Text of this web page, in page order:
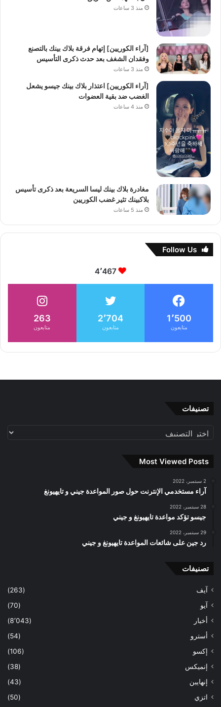
منذ 3 ساعات
[آراء الكوريين] إتهام فرقة بلاك بينك بالتصنع
وفقدان الشغف بعد حدث ذكرى التأسيس
منذ 3 ساعات
[آراء الكوريين] اعتذار بلاك بينك جيسو يشعل
الغضب ضد بقية العضوات
منذ 4 ساعات
مغادرة بلاك بينك ليسا السريعة بعد ذكرى تأسيس
بلاكبينك تثير غضب الكوريين
منذ 5 ساعات
Follow Us
4٬467
1٬500
متابعون
2٬704
متابعون
263
متابعون
تصنيفات
تصنيفات
Most Viewed Posts
2 سبتمبر، 2022
آراء مستخدمي الإنترنت حول صور المواعدة جيني و تايهيونغ
28 سبتمبر، 2022
جيسو تؤكد مواعدة تايهيونغ و جيني
29 سبتمبر، 2022
رد جين على شائعات المواعدة تايهيونغ و جيني
تصنيفات
آيف
(263)
آيو
(70)
أخبار
(8٬043)
أسترو
(54)
إكسو
(106)
إنميكس
(38)
إنهايبن
(43)
اتزي
(50)